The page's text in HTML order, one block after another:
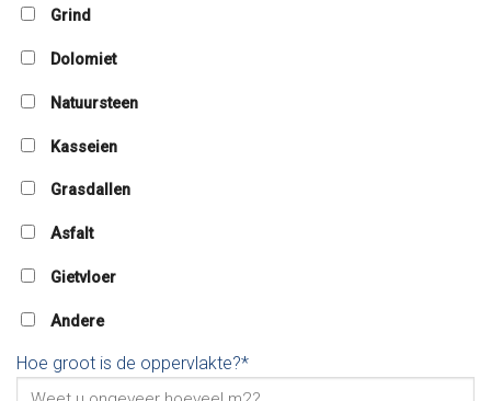
Grind
Dolomiet
Natuursteen
Kasseien
Grasdallen
Asfalt
Gietvloer
Andere
Hoe groot is de oppervlakte?*